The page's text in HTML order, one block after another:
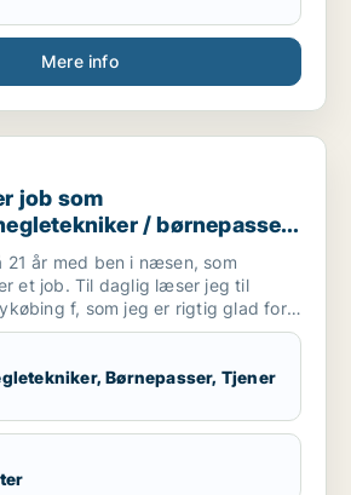
Mere info
som kosmetolog/negletekniker /
job som
/ børnepasser
/
år med ben i næsen, som
et job. Til daglig læser jeg til
f, som jeg er rigtig glad for.
at sidde stille, og rigtig gerne vil
søger jeg et job ved siden af
meget arbejdsom person, og tager
jeg går meget op i at være
være mødestabil og altid fleksibel.
noget nyt, men må også
noget jeg har stået i før. Derfor
Børnepasser, Tjener